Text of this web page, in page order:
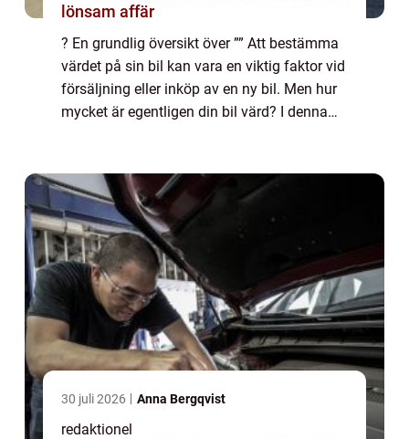
lönsam affär
? En grundlig översikt över ”” Att bestämma
värdet på sin bil kan vara en viktig faktor vid
försäljning eller inköp av en ny bil. Men hur
mycket är egentligen din bil värd? I denna
30 juli 2026 Anna Bergqvist
redaktionel